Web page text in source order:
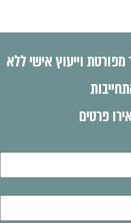
וייעוץ אישי ללא
פרטים